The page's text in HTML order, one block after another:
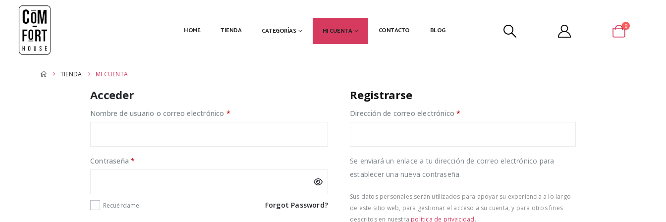
HOME TIENDA CATEGORÍAS MI CUENTA CONTACTO BLOG 0
TIENDA MI CUENTA
Acceder
Nombre de usuario o correo electrónico *
Contraseña*
Recuérdame Forgot Password?
Registrarse
Dirección de correo electrónico*
Se enviará un enlace a tu dirección de correo electrónico para
establecer una nueva contraseña.
Sus datos personales serán utilizados para apoyar su experiencia a lo largo
de este sitio web, para gestionar el acceso a su cuenta, y para otros fines
descritos en nuestra política de privacidad.